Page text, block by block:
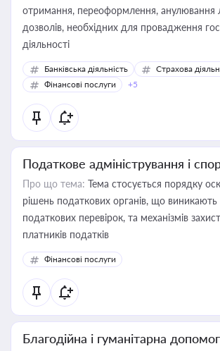
отримання, переоформлення, анулювання
дозволів, необхідних для провадження
діяльності
Банківська діяльність
Страхова
Фінансові послуги
+5
Податкове адміністрування і
Про що тема: Тема стосується порядку
рішень податкових органів, що виникають
податкових перевірок, та механізмів
платників податків
Фінансові послуги
Благодійна і гуманітарна